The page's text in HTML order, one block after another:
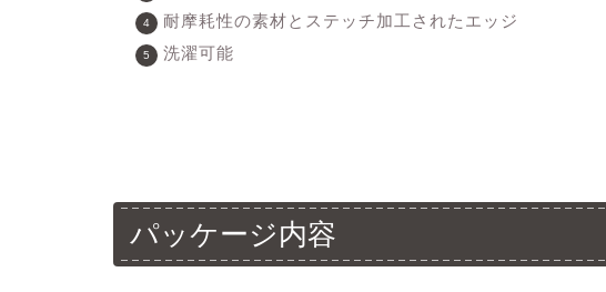
耐摩耗性の素材とステッチ加工されたエッジ
洗濯可能
パッケージ内容